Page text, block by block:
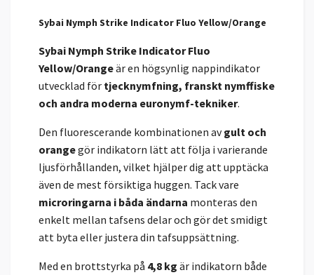
Sybai Nymph Strike Indicator Fluo Yellow/Orange
Sybai Nymph Strike Indicator Fluo
Yellow/Orangeär en högsynlig nappindikator
utvecklad för tjecknymfning, franskt nymffiske
och andra moderna euronymf-tekniker.
Den fluorescerande kombinationen avgult och
orangegör indikatorn lätt att följa i varierande
ljusförhållanden, vilket hjälper dig att upptäcka
även de mest försiktiga huggen. Tack vare
microringarna i båda ändarna monteras den
enkelt mellan tafsens delar och gör det smidigt
att byta eller justera din tafsuppsättning.
Med en brottstyrka på 4,8 kg är indikatorn både